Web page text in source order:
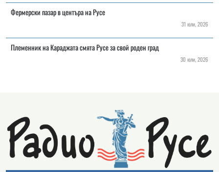
Фермерски пазар в центъра на Русе
31 юли, 2026
Племенник на Караджата смята Русе за свой роден град
30 юли, 2026